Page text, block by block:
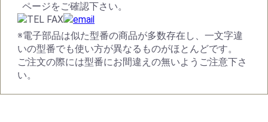
ページをご確認下さい。
※電子部品は似た型番の商品が多数存在し、一文字違
いの型番でも使い方が異なるものがほとんどです。
ご注文の際には型番にお間違えの無いようご注意下さ
い。